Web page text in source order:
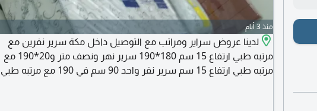
منذ 3 أيام
لدينا عروض سراير ومراتب مع التوصيل داخل مكة سرير نفرين مع
مرتبه طبي ارتفاع 15 سم 180*190 سرير نهر ونصف متر و20*190 مع
مرتبه طبي ارتفاع 15 سم سرير نفر واحد 90 سم في 190 مع مرتبه طبي